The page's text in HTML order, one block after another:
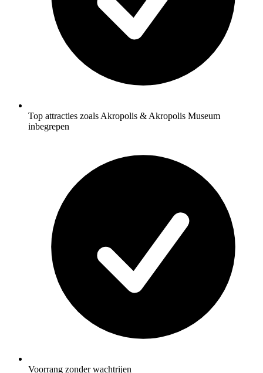
Top attracties zoals Akropolis & Akropolis Museum
inbegrepen
Voorrang zonder wachtrijen